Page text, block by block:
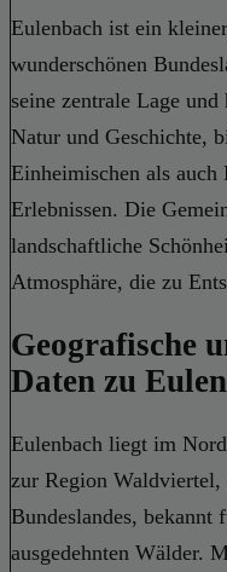
Eulenbach ist ein
wunderschönen
seine zentrale Lage
Natur und Geschichte,
Einheimischen als
Erlebnissen. Die
landschaftliche
Atmosphäre, die zu
Geografische
Daten zu
Eulenbach liegt im
zur Region Waldviertel,
Bundeslandes, bekannt
ausgedehnten Wälder.